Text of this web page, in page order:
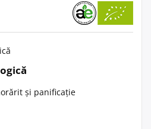
și panificație